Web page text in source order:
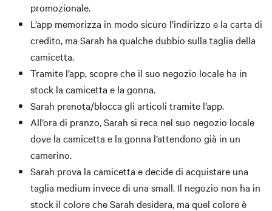
promozionale.
L’app memorizza in modo sicuro l’indirizzo e la carta di
credito, ma Sarah ha qualche dubbio sulla taglia della
camicetta.
Tramite l’app, scopre che il suo negozio locale ha in
stock la camicetta e la gonna.
Sarah prenota/blocca gli articoli tramite l’app.
All’ora di pranzo, Sarah si reca nel suo negozio locale
dove la camicetta e la gonna l’attendono già in un
camerino.
Sarah prova la camicetta e decide di acquistare una
taglia medium invece di una small. Il negozio non ha in
stock il colore che Sarah desidera, ma quel colore è